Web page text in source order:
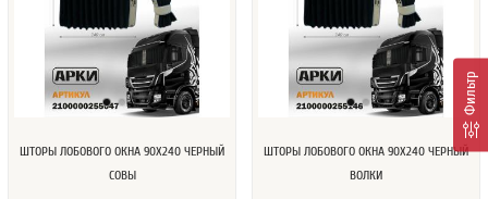
ШТОРЫ ЛОБОВОГО ОКНА 90Х240 ЧЕРНЫЙ
СОВЫ
ШТОРЫ ЛОБОВОГО ОКНА 90Х240 ЧЕРНЫЙ
ВОЛКИ
Фильтр